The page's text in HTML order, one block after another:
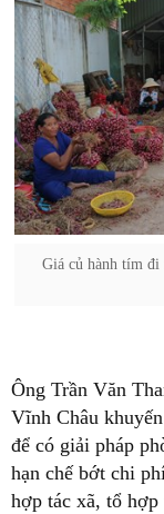
Giá củ hành tím đi
Ông Trần Văn
Vĩnh Châu
để có giải pháp
hạn chế bớt chi
hợp tác xã, tổ